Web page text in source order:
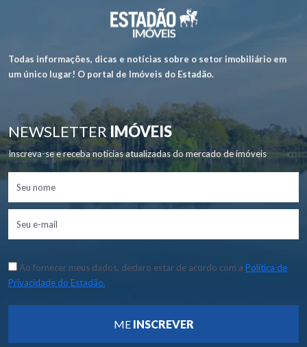
Todas informações, dicas e notícias sobre o setor imobiliário em
um único lugar! O portal de Imóveis do Estadão.
NEWSLETTERIMÓVEIS
Inscreva-se e receba notícias atualizadas do mercado de imóveis
Ao fornecer meus dados, declaro estar de acordo com a Política de
Privacidade do Estadão.
ME INSCREVER